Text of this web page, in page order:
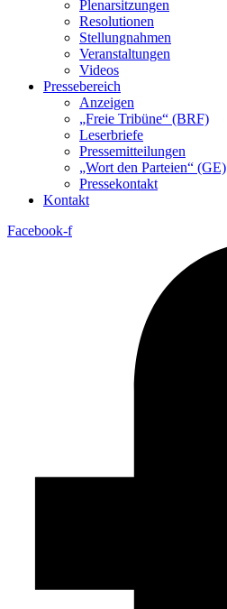
Plenarsitzungen
Resolutionen
Stellungnahmen
Veranstaltungen
Videos
Pressebereich
Anzeigen
„Freie Tribüne“ (BRF)
Leserbriefe
Pressemitteilungen
„Wort den Parteien“ (GE)
Pressekontakt
Kontakt
Facebook-f